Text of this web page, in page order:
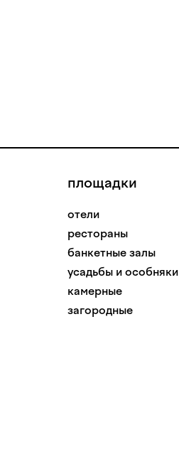
площадки
отели
рестораны
банкетные залы
усадьбы и особняки
камерные
загородные